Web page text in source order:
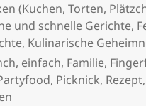
(Kuchen, Torten,
und schnelle Gerichte,
, Kulinarische
, einfach, Familie,
, Picknick, Rezept,